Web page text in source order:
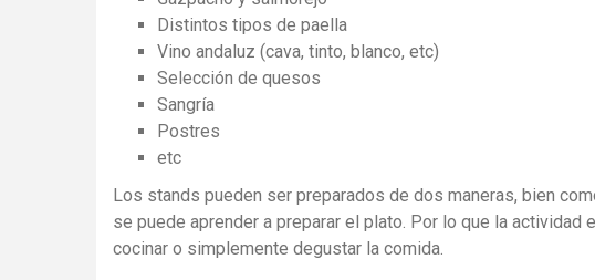
Distintos tipos de paella
Vino andaluz (cava, tinto, blanco, etc)
Selección de quesos
Sangría
Postres
etc
Los stands pueden ser preparados de dos maneras, bien
se puede aprender a preparar el plato. Por lo que la
cocinar o simplemente degustar la comida.